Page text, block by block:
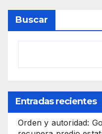
Buscar
Entradas recientes
Orden y autoridad: